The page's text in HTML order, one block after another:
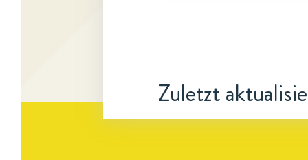
Zuletzt